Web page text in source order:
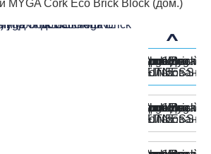
MYGA Cork Eco Brick Block (дом.)